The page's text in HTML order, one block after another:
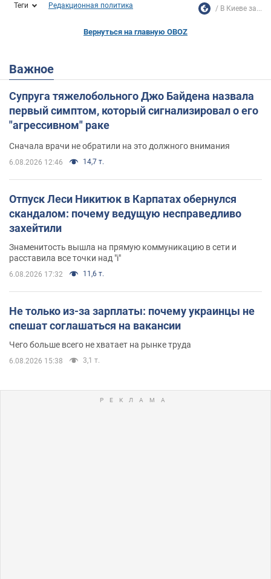
Теги Редакционная политика В Киеве за...
Вернуться на главную OBOZ
Важное
Супруга тяжелобольного Джо Байдена назвала
первый симптом, который сигнализировал о его
"агрессивном" раке
Сначала врачи не обратили на это должного внимания
6.08.2026 12:46 14,7 т.
Отпуск Леси Никитюк в Карпатах обернулся
скандалом: почему ведущую несправедливо
захейтили
Знаменитость вышла на прямую коммуникацию в сети и
расставила все точки над "i"
6.08.2026 17:32 11,6 т.
Не только из-за зарплаты: почему украинцы не
спешат соглашаться на вакансии
Чего больше всего не хватает на рынке труда
6.08.2026 15:38 3,1 т.